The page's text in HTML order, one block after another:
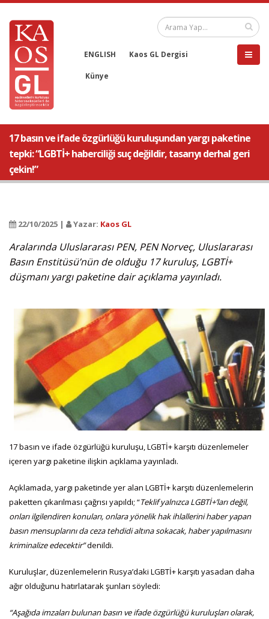
ENGLISH Kaos GL Dergisi
Künye
17 basın ve ifade özgürlüğü kuruluşundan yargı paketine
tepki: “LGBTİ+ haberciliği suç değildir, tasarıyı derhal geri
çekin!”
22/10/2025 | Yazar: Kaos GL
Aralarında Uluslararası PEN, PEN Norveç, Uluslararası
Basın Enstitüsü’nün de olduğu 17 kuruluş, LGBTİ+
düşmanı yargı paketine dair açıklama yayınladı.
17 basın ve ifade özgürlüğü kuruluşu, LGBTİ+ karşıtı düzenlemeler
içeren yargı paketine ilişkin açıklama yayınladı.
Açıklamada, yargı paketinde yer alan LGBTİ+ karşıtı düzenlemelerin
paketten çıkarılması çağrısı yapıldı; “Teklif yalnızca LGBTİ+’ları değil,
onları ilgilendiren konuları, onlara yönelik hak ihlallerini haber yapan
basın mensuplarını da ceza tehdidi altına sokacak, haber yapılmasını
kriminalize edecektir”denildi.
Kuruluşlar, düzenlemelerin Rusya’daki LGBTİ+ karşıtı yasadan daha
ağır olduğunu hatırlatarak şunları söyledi:
“Aşağıda imzaları bulunan basın ve ifade özgürlüğü kuruluşları olarak,